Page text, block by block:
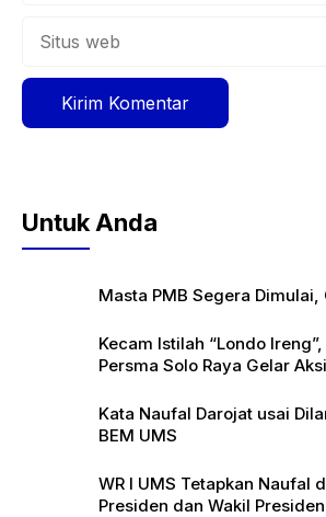
Untuk Anda
Masta PMB Segera
Kecam Istilah “Londo
Persma Solo Raya Gelar
Kata Naufal Darojat usai
BEM UMS
WR I UMS Tetapkan Naufal
Presiden dan Wakil